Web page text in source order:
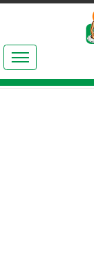
இலக்கியங்கள்
தமிழ் உலகம்